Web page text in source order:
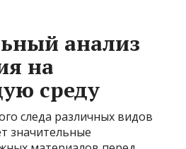
анализ
на
среду
следа различных видов
значительные